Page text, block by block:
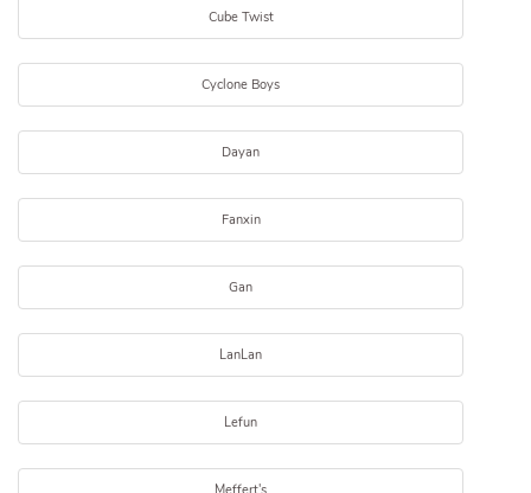
Cube Twist
Cyclone Boys
Dayan
Fanxin
Gan
LanLan
Lefun